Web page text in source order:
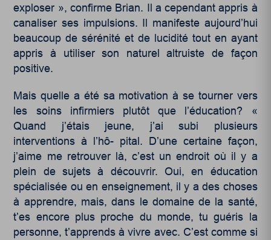
exploser », confirme Brian. Il a cependant appris à
canaliser ses impulsions. Il manifeste aujourd’hui
beaucoup de sérénité et de lucidité tout en ayant
appris à utiliser son naturel altruiste de façon
positive.
Mais quelle a été sa motivation à se tourner vers
les soins infirmiers plutôt que l’éducation? «
Quand j’étais jeune, j’ai subi plusieurs
interventions à l’hô- pital. D’une certaine façon,
j’aime me retrouver là, c’est un endroit où il y a
plein de sujets à découvrir. Oui, en éducation
spécialisée ou en enseignement, il y a des choses
à apprendre, mais, dans le domaine de la santé,
t’es encore plus proche du monde, tu guéris la
personne, t’apprends à vivre avec. C’est comme si